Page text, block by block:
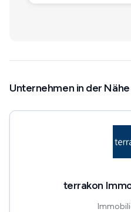
Unternehmen in der Nähe
terrakon